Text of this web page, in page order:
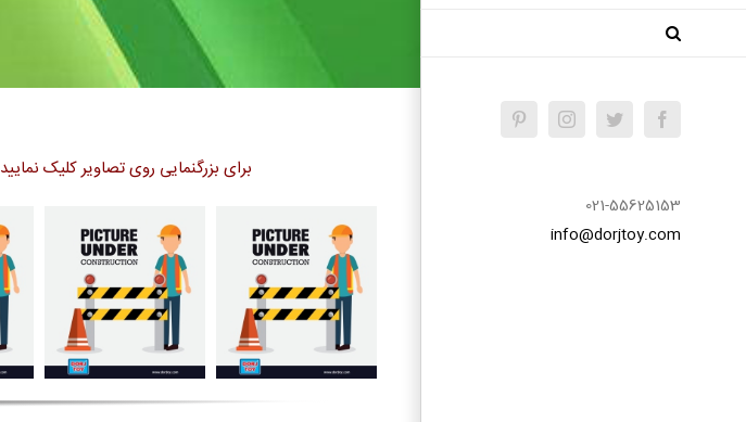
Facebook
Twitter
Instagram
021-55625153
info@dorjtoy.com
برای بزرگنمایی روی تصاویر کلیک نمایید